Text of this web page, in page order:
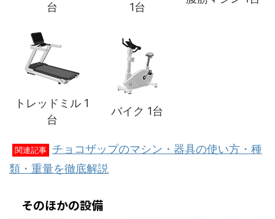
台
1台
トレッドミル 1
台
バイク 1台
関連記事
チョコザップのマシン・器具の使い方・種
類・重量を徹底解説
そのほかの設備